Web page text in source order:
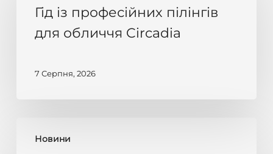
професійних
Circadia
Гід із професійних пілінгів
для обличчя Circadia
7 Серпня, 2026
Новини
догляд